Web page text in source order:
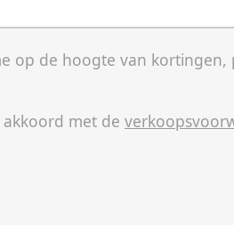
op de hoogte van
akkoord met de